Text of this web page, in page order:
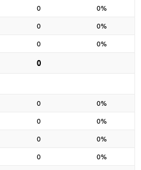
0 0%
0 0%
0 0%
0
0 0%
0 0%
0 0%
0 0%